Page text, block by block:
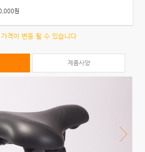
원
격이 변동 될 수 있습니다
제품사양